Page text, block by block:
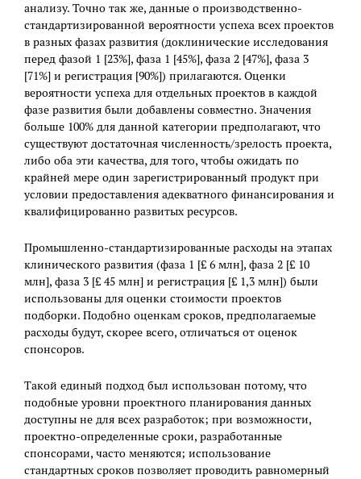
анализу. Точно так же, данные о производственно-
стандартизированной вероятности успеха всех проектов
в разных фазах развития (доклинические исследования
перед фазой 1 [23%], фаза 1 [45%], фаза 2 [47%], фаза 3
[71%] и регистрация [90%]) прилагаются. Оценки
вероятности успеха для отдельных проектов в каждой
фазе развития были добавлены совместно. Значения
больше 100% для данной категории предполагают, что
существуют достаточная численность/зрелость проекта,
либо оба эти качества, для того, чтобы ожидать по
крайней мере один зарегистрированный продукт при
условии предоставления адекватного финансирования и
квалифицированно развитых ресурсов.
Промышленно-стандартизированные расходы на этапах
клинического развития (фаза 1 [£ 6 млн], фаза 2 [£ 10
млн], фаза 3 [£ 45 млн] и регистрация [£ 1,3 млн]) были
использованы для оценки стоимости проектов
подборки. Подобно оценкам сроков, предполагаемые
расходы будут, скорее всего, отличаться от оценок
спонсоров.
Такой единый подход был использован потому, что
подобные уровни проектного планирования данных
доступны не для всех разработок; при возможности,
проектно-определенные сроки, разработанные
спонсорами, часто меняются; использование
стандартных сроков позволяет проводить равномерный